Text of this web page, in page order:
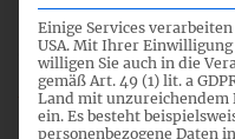
09:00
Einige Services
USA. Mit Ihrer
willigen Sie auch in die
gemäß Art. 49 (1) lit. a
Land mit unzureichendem
ein. Es besteht
personenbezogene Daten